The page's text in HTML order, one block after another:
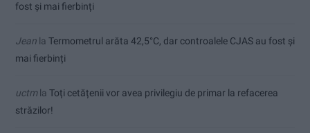
fost și mai fierbinți
Jean la Termometrul arăta 42,5°C, dar controalele CJAS au fost și
mai fierbinți
uctmla Toți cetățenii vor avea privilegiu de primar la refacerea
străzilor!